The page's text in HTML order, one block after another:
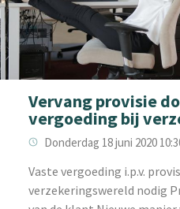
Vervang provisie
vergoeding bij
Donderdag 18 juni 2020
Vaste vergoeding i.p.v.
verzekeringswereld nodig